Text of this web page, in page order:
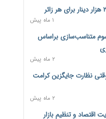
از محدودیت به
۲ ساعت پیش
منافع ملی
بازنده اصلاحات تأمین
۱ ماه پیش
متناسب‌سازی براساس
۲ ماه پیش
نظارت جایگزین کرامت
۲ ماه پیش
اقتصاد و تنظیم بازار